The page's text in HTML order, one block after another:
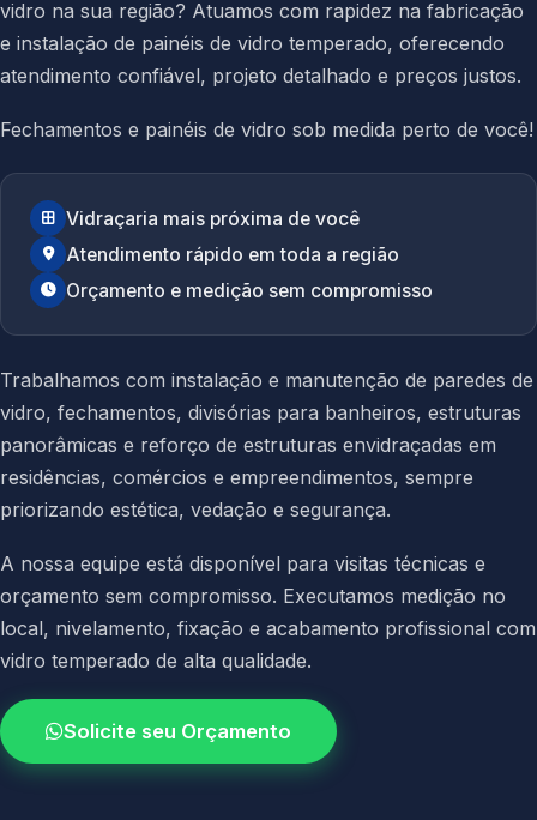
vidro na sua região? Atuamos com rapidez na fabricação
e instalação de painéis de vidro temperado, oferecendo
atendimento confiável, projeto detalhado e preços justos.
Fechamentos e painéis de vidro sob medida perto de você!
Vidraçaria mais próxima de você
Atendimento rápido em toda a região
Orçamento e medição sem compromisso
Trabalhamos com instalação e manutenção de paredes de
vidro, fechamentos, divisórias para banheiros, estruturas
panorâmicas e reforço de estruturas envidraçadas em
residências, comércios e empreendimentos, sempre
priorizando estética, vedação e segurança.
A nossa equipe está disponível para visitas técnicas e
orçamento sem compromisso. Executamos medição no
local, nivelamento, fixação e acabamento profissional com
vidro temperado de alta qualidade.
Solicite seu Orçamento
4.9 / 5.0
avaliacao dos clientes